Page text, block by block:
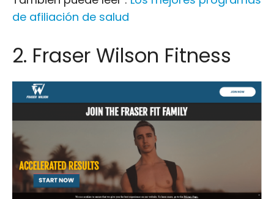
de afiliación de salud
2. Fraser Wilson Fitness